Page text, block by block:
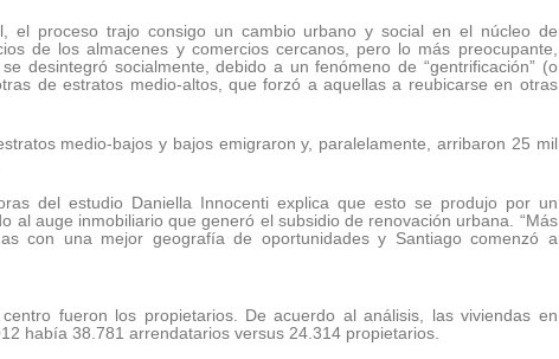
el proceso trajo consigo un cambio urbano y social en el núcleo de
de los almacenes y comercios cercanos, pero lo más preocupante,
desintegró socialmente, debido a un fenómeno de “gentrificación” (o
de estratos medio-altos, que forzó a aquellas a reubicarse en otras
medio-bajos y bajos emigraron y, paralelamente, arribaron 25 mil
del estudio Daniella Innocenti explica que esto se produjo por un
al auge inmobiliario que generó el subsidio de renovación urbana. “Más
con una mejor geografía de oportunidades y Santiago comenzó a
fueron los propietarios. De acuerdo al análisis, las viviendas en
había 38.781 arrendatarios versus 24.314 propietarios.